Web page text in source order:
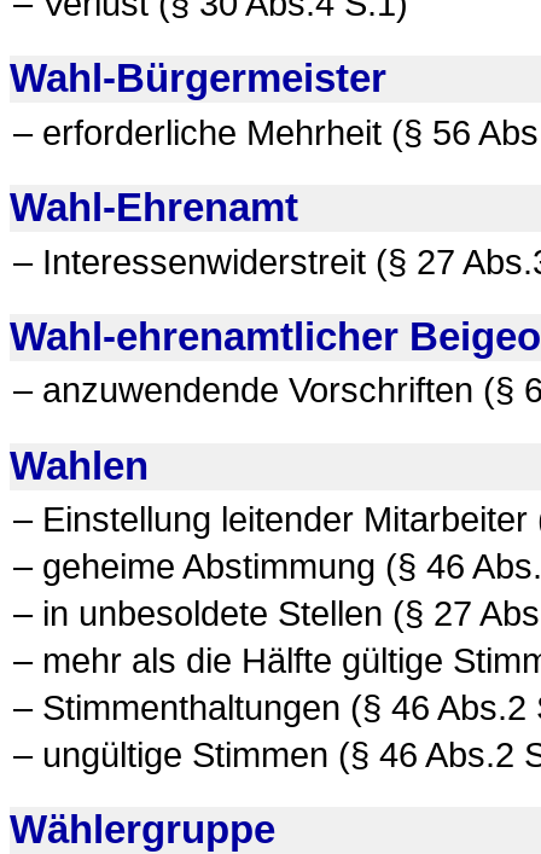
Wahl-Bürgermeister
– erforderliche Mehrheit (§ 56
Wahl-Ehrenamt
– Interessenwiderstreit (§ 27
Wahl-ehrenamtlicher
– anzuwendende Vorschriften (§
Wahlen
– Einstellung leitender Mitarbeiter
– geheime Abstimmung (§ 46
– in unbesoldete Stellen (§ 27
– mehr als die Hälfte gültige
– Stimmenthaltungen (§ 46 Abs.2
– ungültige Stimmen (§ 46 Abs.2
Wählergruppe